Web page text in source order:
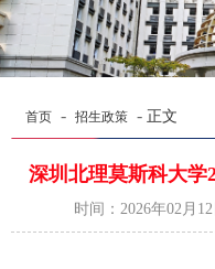
首页 - 招生政策 - 正文
深圳北理莫斯科大学
时间：2026年02月